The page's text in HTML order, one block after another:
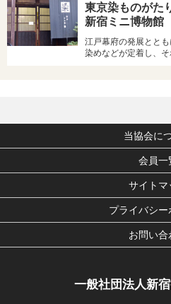
ぶ
る
東京染ものがた
新宿ミニ博物館
江戸幕府の発展とと
染めなどが定着し、
当協会に
会員一
サイトマ
プライバシー
お問い合
一般社団法人新